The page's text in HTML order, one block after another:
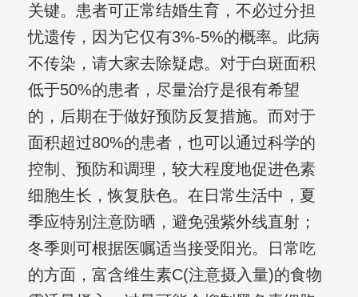
关键。患者可正常结婚生育，不必过分担
忧遗传，因为它仅有3%-5%的概率。此病
不传染，请大家去除疑虑。对于白斑面积
低于50%的患者，尽量治疗是很有希望
的，后期在于做好预防反复措施。而对于
面积超过80%的患者，也可以通过科学的
控制、预防和调理，较大程度地促进色素
细胞生长，恢复肤色。在日常生活中，夏
季应特别注意防晒，避免强紫外线直射；
冬季则可根据医嘱适当接受阳光。日常吃
的方面，富含维生素C(注意摄入量)的食物